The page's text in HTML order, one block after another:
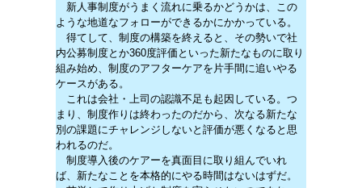
新人事制度がうまく流れに乗るかどうかは、この
ような地道なフォローができるかにかかっている。
得てして、制度の構築を終えると、その勢いで社
内公募制度とか360度評価といった新たなものに取り
組み始め、制度のアフターケアを片手間に追いやる
ケースがある。
これは会社・上司の認識不足も起因している。つ
まり、制度作りは終わったのだから、次なる新たな
別の課題にチャレンジしないと評価が悪くなると思
われるのだ。
制度導入後のケアーを真面目に取り組んでいれ
ば、新たなことを本格的にやる時間はないはずだ。